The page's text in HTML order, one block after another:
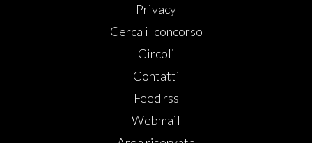
Privacy
Cerca il concorso
Circoli
Contatti
Feed rss
Webmail